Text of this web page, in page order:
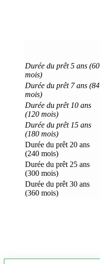
Durée du prêt 5 ans (60
mois)
Durée du prêt 7 ans (84
mois)
Durée du prêt 10 ans
(120 mois)
Durée du prêt 15 ans
(180 mois)
Durée du prêt 20 ans
(240 mois)
Durée du prêt 25 ans
(300 mois)
Durée du prêt 30 ans
(360 mois)